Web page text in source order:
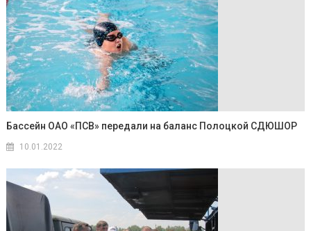
Бассейн ОАО «ПСВ» передали на баланс Полоцкой СДЮШОР
10.01.2022